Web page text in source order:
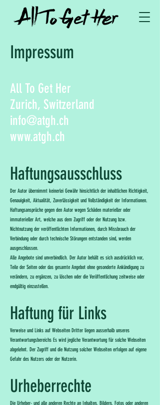
Impressum
All To Get Her
Zurich, Switzerland
info@atgh.ch
www.atgh.ch
Haftungsausschluss
Der Autor übernimmt keinerlei Gewähr hinsichtlich der inhaltlichen Richtigkeit,
Genauigkeit, Aktualität, Zuverlässigkeit und Vollständigkeit der Informationen.
Haftungsansprüche gegen den Autor wegen Schäden materieller oder
immaterieller Art, welche aus dem Zugriff oder der Nutzung bzw.
Nichtnutzung der veröffentlichten Informationen, durch Missbrauch der
Verbindung oder durch technische Störungen entstanden sind, werden
ausgeschlossen.
Alle Angebote sind unverbindlich. Der Autor behält es sich ausdrücklich vor,
Teile der Seiten oder das gesamte Angebot ohne gesonderte Ankündigung zu
verändern, zu ergänzen, zu löschen oder die Veröffentlichung zeitweise oder
endgültig einzustellen.
Haftung für Links
Verweise und Links auf Webseiten Dritter liegen ausserhalb unseres
Verantwortungsbereichs Es wird jegliche Verantwortung für solche Webseiten
abgelehnt. Der Zugriff und die Nutzung solcher Webseiten erfolgen auf eigene
Gefahr des Nutzers oder der Nutzerin.
Urheberrechte
Die Urheber- und alle anderen Rechte an Inhalten, Bildern, Fotos oder anderen